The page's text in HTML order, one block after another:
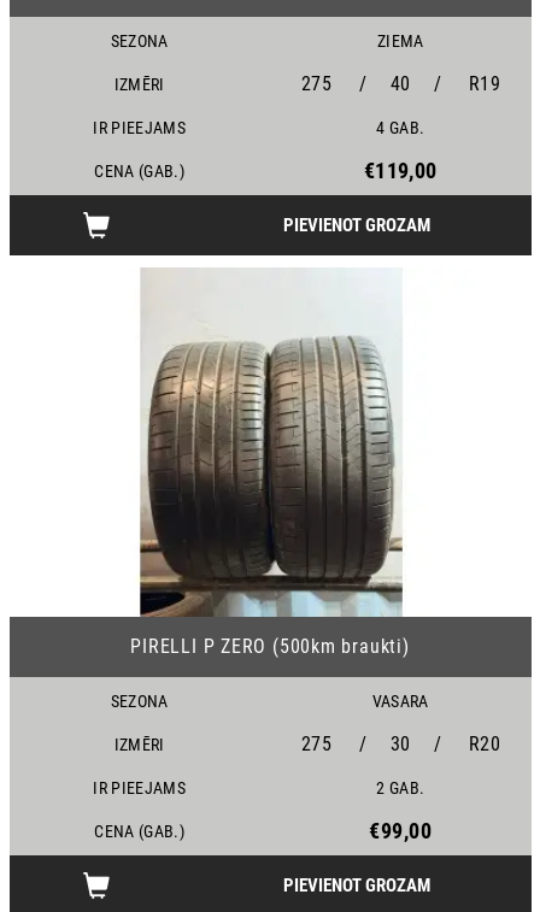
SEZONA ZIEMA
IZMĒRI 275 / 40 / R19
IR PIEEJAMS 4 GAB.
CENA (GAB.) €119,00
PIEVIENOT GROZAM
PIRELLI P ZERO (500km braukti)
SEZONA VASARA
IZMĒRI 275 / 30 / R20
IR PIEEJAMS 2 GAB.
CENA (GAB.) €99,00
PIEVIENOT GROZAM